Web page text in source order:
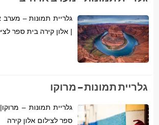
גלריית תמונות – מערב
| אלון קירה בית ספר
גלריית תמונות – מרוקו
גלריית תמונות –
ספר לצילום אלון קירה